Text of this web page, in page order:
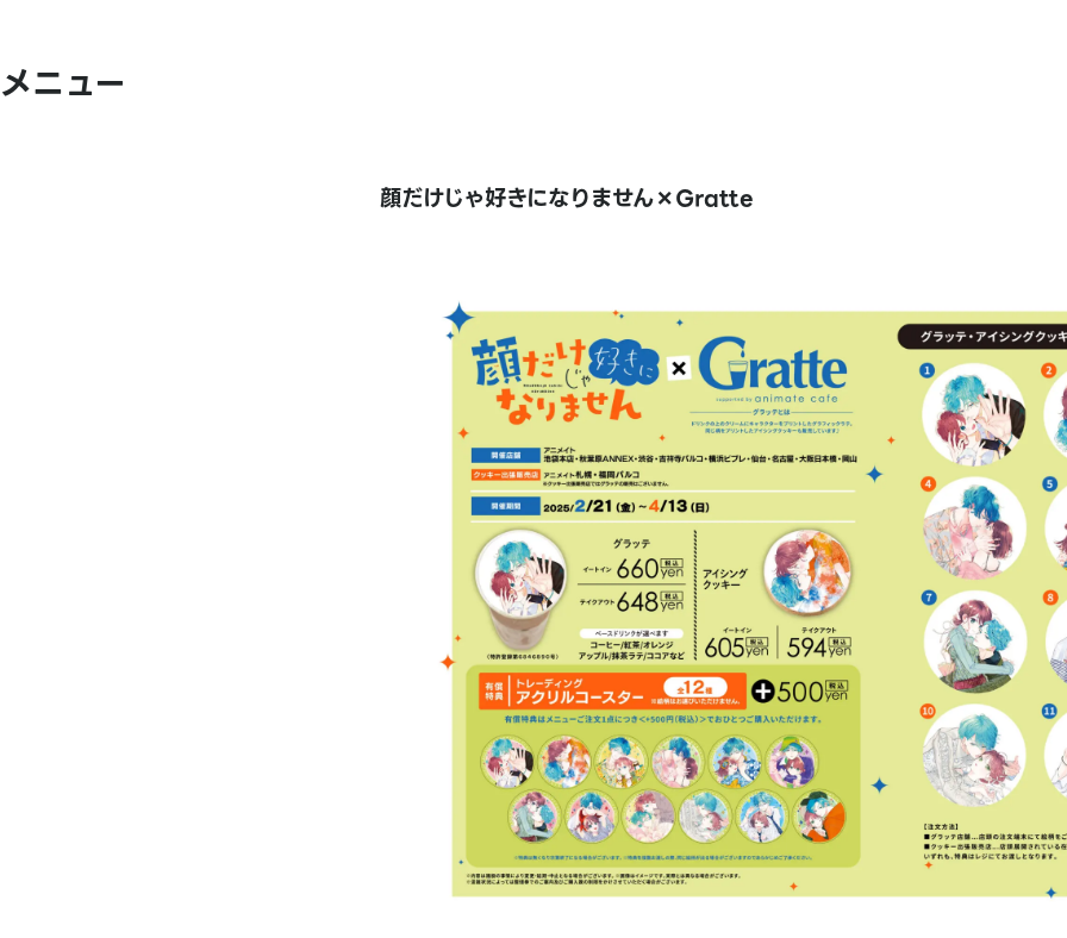
メニュー
顔だけじゃ好きになりません×Gratte